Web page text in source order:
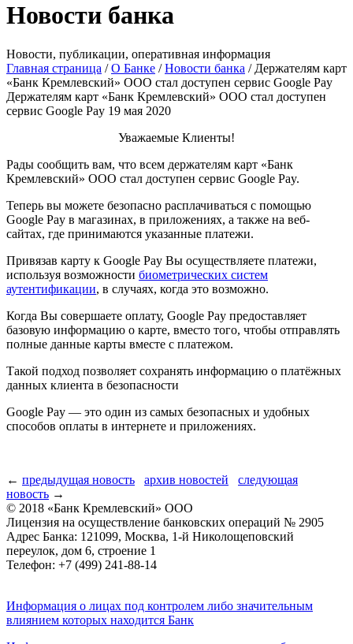
Новости банка
Новости, публикации, оперативная информация
Главная страница /О Банке /Новости банка / Держателям карт
«Банк Кремлевский» ООО стал доступен сервис Google Pay
Держателям карт «Банк Кремлевский» ООО стал доступен
сервис Google Pay 19 мая 2020
Уважаемые Клиенты!
Рады сообщить вам, что всем держателям карт «Банк
Кремлевский» ООО стал доступен сервис Google Pay.
Теперь вы можете безопасно расплачиваться с помощью
Google Pay в магазинах, в приложениях, а также на веб-
сайтах, где принимаются указанные платежи.
Привязав карту к Google Pay Вы осуществляете платежи,
используя возможности биометрических систем
аутентификации, в случаях, когда это возможно.
Когда Вы совершаете оплату, Google Pay предоставляет
базовую информацию о карте, вместо того, чтобы отправлять
полные данные карты вместе с платежом.
Такой подход позволяет сохранять информацию о платёжных
данных клиента в безопасности
Google Pay — это один из самых безопасных и удобных
способов оплаты в интернете и приложениях.
← предыдущая новость архив новостей
следующая
новость →
© 2018 «Банк Кремлевский» ООО
Лицензия на осуществление банковских операций № 2905
Адрес Банка: 121099, Москва, 1-й Николощеповский
переулок, дом 6, строение 1
Телефон: +7 (499) 241-88-14
Информация о лицах под контролем либо значительным
влиянием которых находится Банк